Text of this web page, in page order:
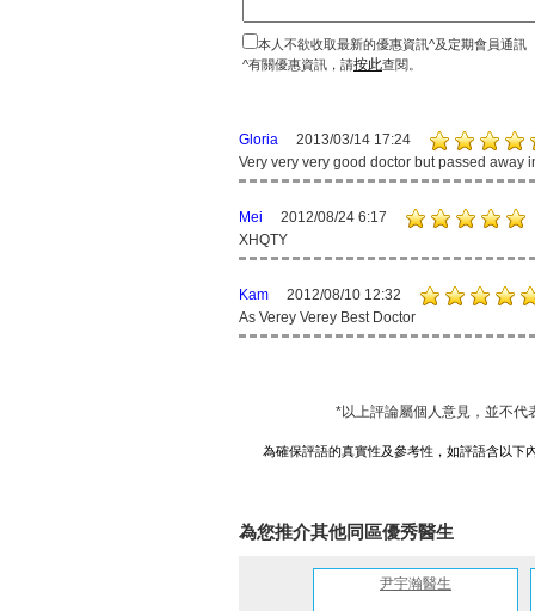
本人不欲收取最新的優惠資訊^及定期會員通訊
^有關優惠資訊，請按此查閱。
Gloria
2013/03/14 17:24
Very very very good doctor but passed away
Mei
2012/08/24 6:17
XHQTY
Kam
2012/08/10 12:32
As Verey Verey Best Doctor
*以上評論屬個人意見，並不代
為確保評語的真實性及參考性，如評語含以下
為您推介其他同區優秀醫生
尹宇瀚醫生